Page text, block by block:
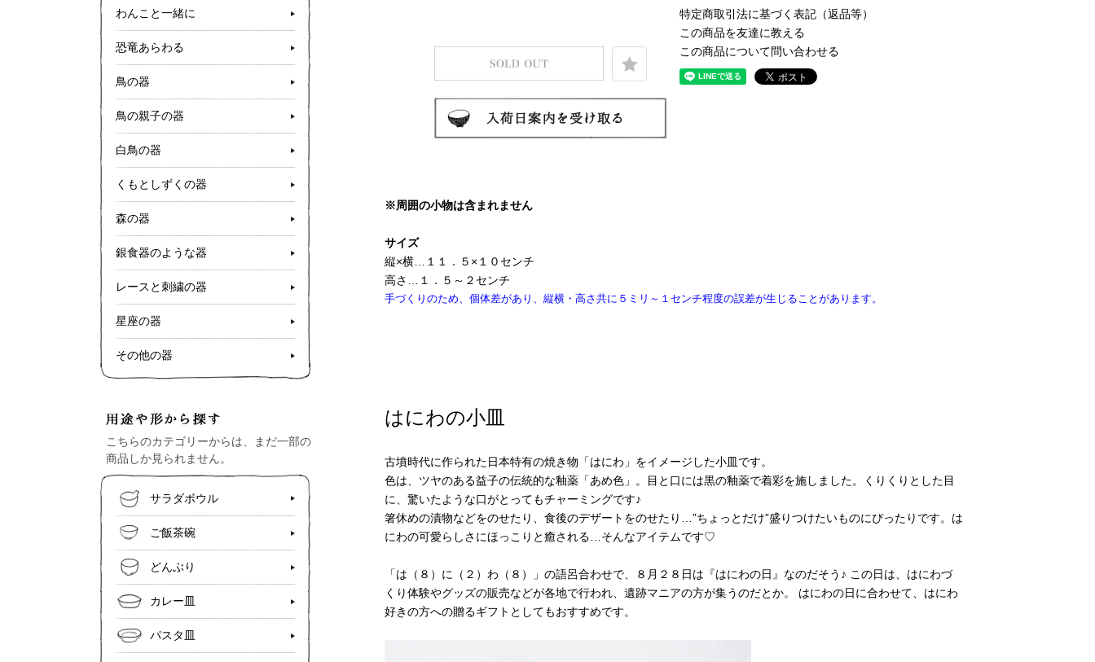
特定商取引法に基づく表記（返品等）
この商品を友達に教える
この商品について問い合わせる
※周囲の小物は含まれません
サイズ
縦×横…１１．５×１０センチ
高さ…１．５～２センチ
手づくりのため、個体差があり、縦横・高さ共に５ミリ～１センチ程度の誤差が生じることがあります。
はにわの小皿
古墳時代に作られた日本特有の焼き物「はにわ」をイメージした小皿です。
色は、ツヤのある益子の伝統的な釉薬「あめ色」。目と口には黒の釉薬で着彩を施しました。くりくりとした目
に、驚いたような口がとってもチャーミングです♪
箸休めの漬物などをのせたり、食後のデザートをのせたり…”ちょっとだけ”盛りつけたいものにぴったりです。は
にわの可愛らしさにほっこりと癒される…そんなアイテムです♡
「は（８）に（２）わ（８）」の語呂合わせで、８月２８日は『はにわの日』なのだそう♪ この日は、はにわづ
くり体験やグッズの販売などが各地で行われ、遺跡マニアの方が集うのだとか。 はにわの日に合わせて、はにわ
好きの方への贈るギフトとしてもおすすめです。
わんこと一緒に
恐竜あらわる
鳥の器
鳥の親子の器
白鳥の器
くもとしずくの器
森の器
銀食器のような器
レースと刺繍の器
星座の器
その他の器
こちらのカテゴリーからは、まだ一部の
商品しか見られません。
サラダボウル
ご飯茶碗
どんぶり
カレー皿
パスタ皿